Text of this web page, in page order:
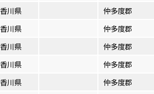
香川県
仲多度郡
香川県
仲多度郡
香川県
仲多度郡
香川県
仲多度郡
香川県
仲多度郡